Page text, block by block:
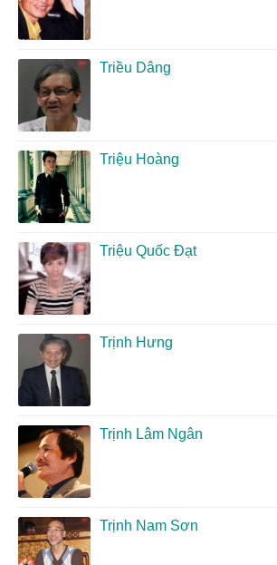
Triều Dâng
Triệu Hoàng
Triệu Quốc Đạt
Trịnh Hưng
Trịnh Lâm Ngân
Trịnh Nam Sơn